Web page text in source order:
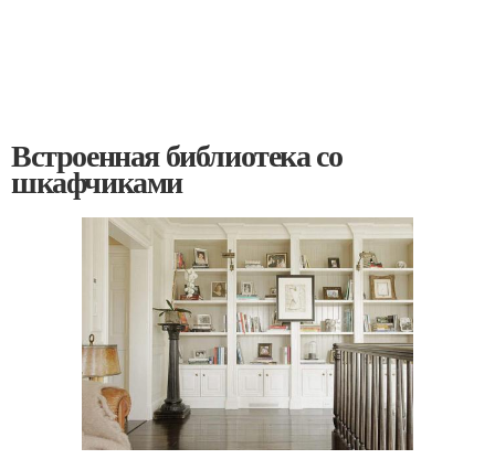
Встроенная библиотека со
шкафчиками